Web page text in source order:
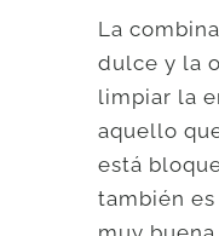
La
dulce y la
limpiar la
aquello
está
también